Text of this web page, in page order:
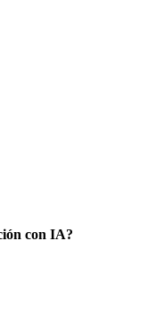
con IA?